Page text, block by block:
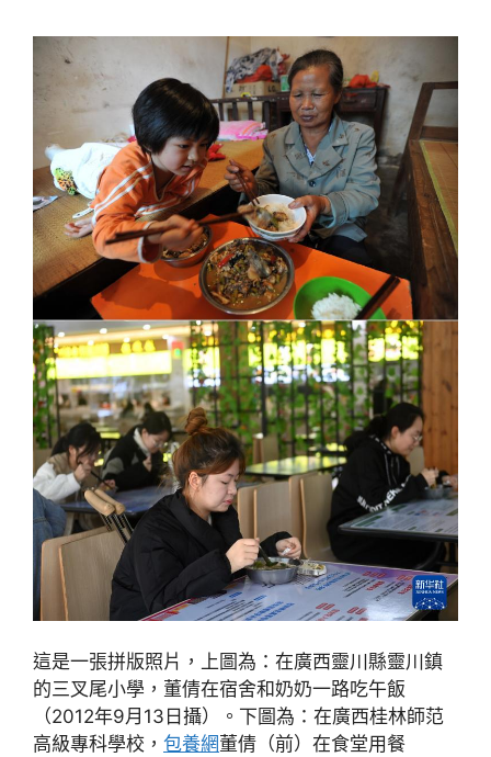
這是一張拼版照片，上圖為：在廣西靈川縣靈川鎮
的三叉尾小學，董倩在宿舍和奶奶一路吃午飯
（2012年9月13日攝）。下圖為：在廣西桂林師范
高級專科學校， 包養網董倩（前）在食堂用餐